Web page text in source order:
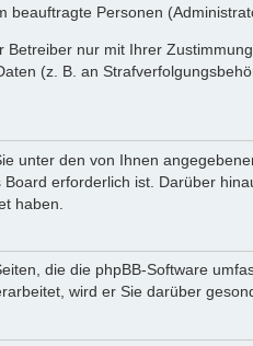
Personen
nur mit Ihrer
(z. B. an
unter den von Ihnen
erforderlich ist. Darüber
haben.
die die phpBB-Software
wird er Sie darüber